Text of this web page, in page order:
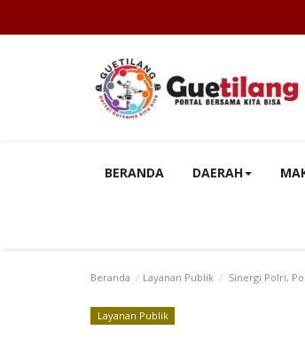
BERANDA DAERAH
Beranda Layanan Publik Sinergi Polri,
Layanan Publik